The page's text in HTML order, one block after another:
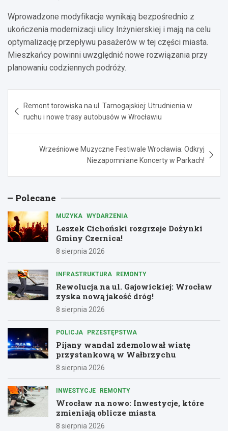
Wprowadzone modyfikacje wynikają bezpośrednio z
ukończenia modernizacji ulicy Inżynierskiej i mają na celu
optymalizację przepływu pasażerów w tej części miasta.
Mieszkańcy powinni uwzględnić nowe rozwiązania przy
planowaniu codziennych podróży.
wpisu
Remont torowiska na ul. Tarnogajskiej: Utrudnienia w
ruchu i nowe trasy autobusów w Wrocławiu
Wrześniowe Muzyczne Festiwale Wrocławia: Odkryj
Niezapomniane Koncerty w Parkach!
Polecane
MUZYKA WYDARZENIA
Leszek Cichoński rozgrzeje Dożynki
Gminy Czernica!
8 sierpnia 2026
INFRASTRUKTURA REMONTY
Rewolucja na ul. Gajowickiej: Wrocław
zyska nową jakość dróg!
8 sierpnia 2026
POLICJA PRZESTĘPSTWA
Pijany wandal zdemolował wiatę
przystankową w Wałbrzychu
8 sierpnia 2026
INWESTYCJE REMONTY
Wrocław na nowo: Inwestycje, które
zmieniają oblicze miasta
8 sierpnia 2026